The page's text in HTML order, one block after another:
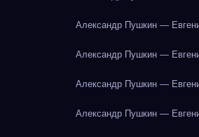
Александр Пушкин —
Александр Пушкин —
Александр Пушкин —
Александр Пушкин —